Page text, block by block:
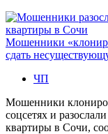
Мошенники
сдать
ЧП
Мошенники
соцсетях и
квартиры в Сочи,